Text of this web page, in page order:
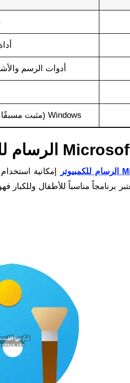
أدوات الرسم
Windows (مثبت مسبقًا على معظم الإصدارات، بما في ذلك
و 256 لوناً، ويعتبر برنامجاً مناسباً